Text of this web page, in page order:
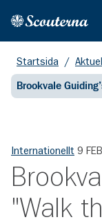
Hem
Startsida /
Brookvale
Internationellt 9
"Walk